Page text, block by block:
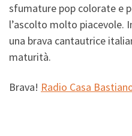
sfumature pop colorate e
l’ascolto molto piacevole.
una brava cantautrice
maturità.
Brava! Radio Casa